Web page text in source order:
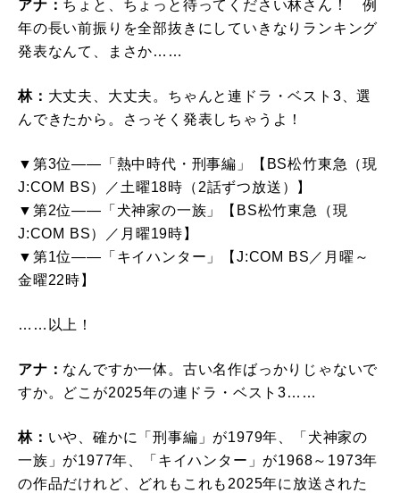
アナ： ちょと、ちょっと待ってください林さん！ 例
年の長い前振りを全部抜きにしていきなりランキング
発表なんて、まさか……
林： 大丈夫、大丈夫。ちゃんと連ドラ・ベスト3、選
んできたから。さっそく発表しちゃうよ！
▼第3位――「熱中時代・刑事編」【BS松竹東急（現
J:COM BS）／土曜18時（2話ずつ放送）】
▼第2位――「犬神家の一族」【BS松竹東急（現
J:COM BS）／月曜19時】
▼第1位――「キイハンター」【J:COM BS／月曜～
金曜22時】
……以上！
アナ： なんですか一体。古い名作ばっかりじゃないで
すか。どこが2025年の連ドラ・ベスト3……
林： いや、確かに「刑事編」が1979年、「犬神家の
一族」が1977年、「キイハンター」が1968～1973年
の作品だけれど、どれもこれも2025年に放送された